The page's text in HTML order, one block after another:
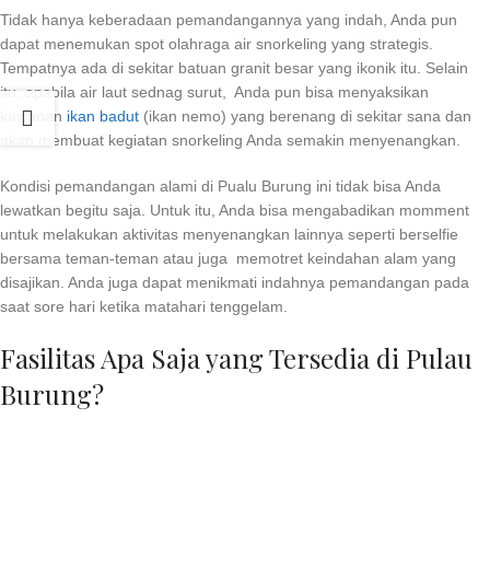
Tidak hanya keberadaan pemandangannya yang indah, Anda pun
dapat menemukan spot olahraga air snorkeling yang strategis.
Tempatnya ada di sekitar batuan granit besar yang ikonik itu. Selain
itu, apabila air laut sednag surut, Anda pun bisa menyaksikan
kawanan ikan badut (ikan nemo) yang berenang di sekitar sana dan
akan membuat kegiatan snorkeling Anda semakin menyenangkan.
Kondisi pemandangan alami di Pualu Burung ini tidak bisa Anda
lewatkan begitu saja. Untuk itu, Anda bisa mengabadikan momment
untuk melakukan aktivitas menyenangkan lainnya seperti berselfie
bersama teman-teman atau juga memotret keindahan alam yang
disajikan. Anda juga dapat menikmati indahnya pemandangan pada
saat sore hari ketika matahari tenggelam.
Fasilitas Apa Saja yang Tersedia di Pulau
Burung?